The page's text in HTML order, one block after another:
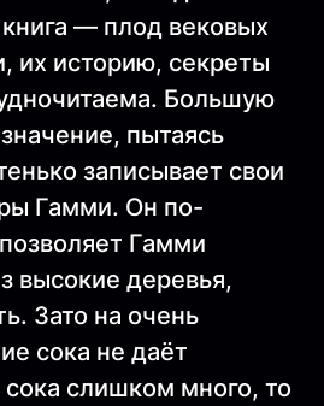
— плод вековых
их историю, секреты
Большую
пытаясь
записывает свои
Гамми. Он по-
Гамми
высокие деревья,
Зато на очень
сока не даёт
слишком много, то